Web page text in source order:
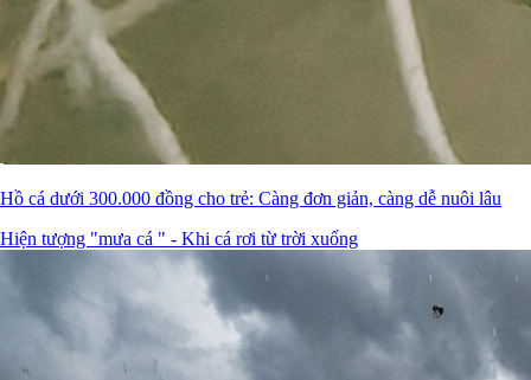
Hồ cá dưới 300.000 đồng cho trẻ: Càng đơn giản, càng dễ nuôi lâu
Hiện tượng "mưa cá " - Khi cá rơi từ trời xuống